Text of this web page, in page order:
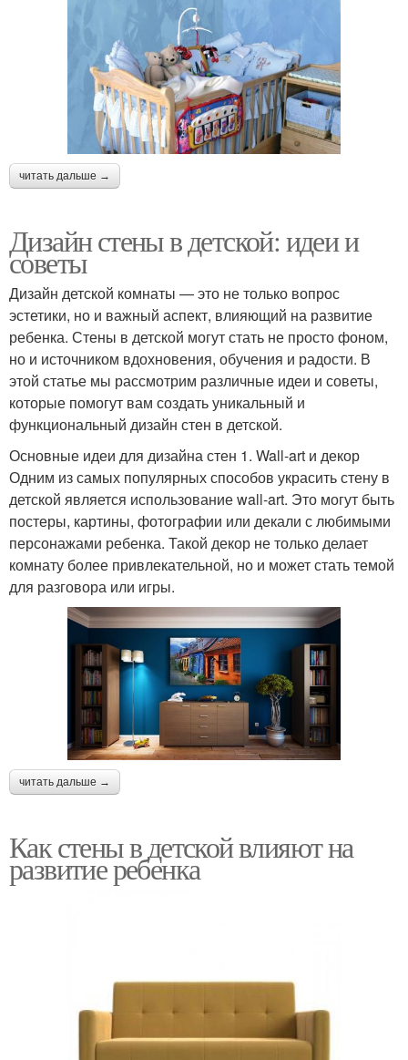
читать дальше →
Дизайн стены в детской: идеи и
советы
Дизайн детской комнаты — это не только вопрос
эстетики, но и важный аспект, влияющий на развитие
ребенка. Стены в детской могут стать не просто фоном,
но и источником вдохновения, обучения и радости. В
этой статье мы рассмотрим различные идеи и советы,
которые помогут вам создать уникальный и
функциональный дизайн стен в детской.
Основные идеи для дизайна стен 1. Wall-art и декор
Одним из самых популярных способов украсить стену в
детской является использование wall-art. Это могут быть
постеры, картины, фотографии или декали с любимыми
персонажами ребенка. Такой декор не только делает
комнату более привлекательной, но и может стать темой
для разговора или игры.
читать дальше →
Как стены в детской влияют на
развитие ребенка